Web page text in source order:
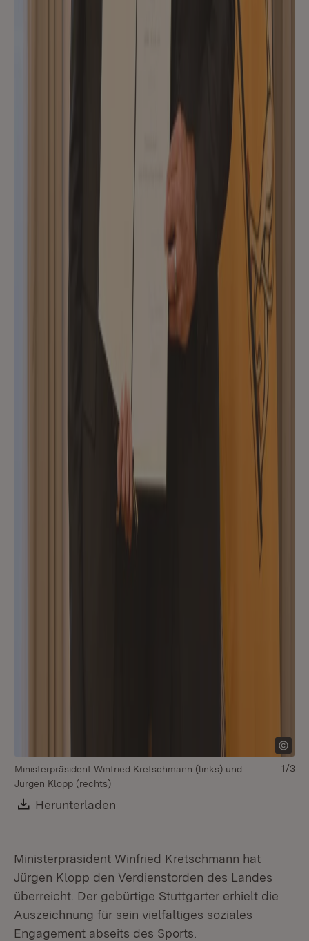
Ministerpräsident Winfried Kretschmann (links) und
Jürgen Klopp (rechts)
Download:
Herunterladen
1/3
Ministerpräsident Winfried Kretschmann hat
Jürgen Klopp den Verdienstorden des Landes
überreicht. Der gebürtige Stuttgarter erhielt die
Auszeichnung für sein vielfältiges soziales
Engagement abseits des Sports.